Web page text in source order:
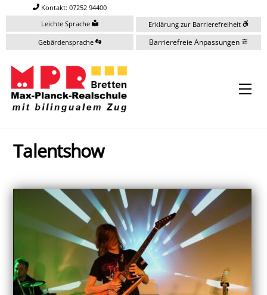
content
Kontakt: 07252 94400
Leichte Sprache
Gebärdensprache
Erklärung zur Barrierefreiheit
Barrierefreie Anpassungen
Talentshow